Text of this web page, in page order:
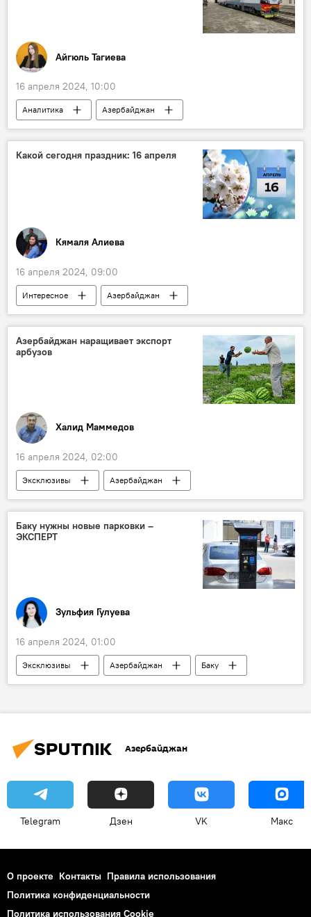
Айгюль Тагиева
16 апреля 2024, 10:00
Аналитика
Азербайджан
Баку-Тбилиси-Карс (БТК)
Грузия
Средний коридор
Транскаспийский международный транспортный коридор
Какой сегодня праздник: 16 апреля
Кямаля Алиева
16 апреля 2024, 09:00
Интересное
Азербайджан
Кто сегодня родился
Какой сегодня праздник
Чарли Чаплин
Азербайджан наращивает экспорт
арбузов
Халид Маммедов
16 апреля 2024, 02:00
Эксклюзивы
Азербайджан
Экономика
Сельское хозяйство
Арбузы
Баку нужны новые парковки –
ЭКСПЕРТ
Зульфия Гулуева
16 апреля 2024, 01:00
Эксклюзивы Азербайджан
Баку
Общество
Тарифы
Парковка
Азербайджан
Telegram Дзен VK Макс
О проекте Контакты Правила использования
Политика конфиденциальности
Политика использования Cookie